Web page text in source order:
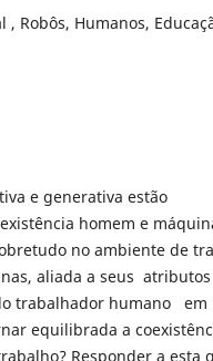
Robôs, Humanos,
e generativa estão
homem e
no ambiente de
aliada a seus
trabalhador humano em
equilibrada a
Responder a esta